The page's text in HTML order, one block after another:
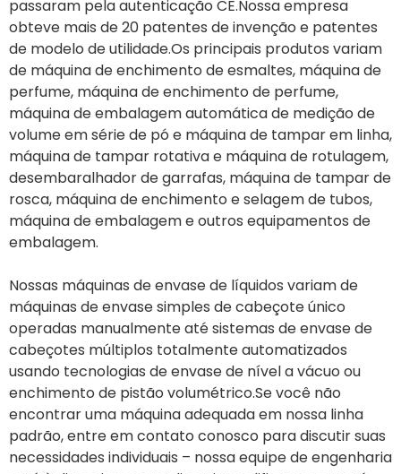
passaram pela autenticação CE.Nossa empresa
obteve mais de 20 patentes de invenção e patentes
de modelo de utilidade.Os principais produtos variam
de máquina de enchimento de esmaltes, máquina de
perfume, máquina de enchimento de perfume,
máquina de embalagem automática de medição de
volume em série de pó e máquina de tampar em linha,
máquina de tampar rotativa e máquina de rotulagem,
desembaralhador de garrafas, máquina de tampar de
rosca, máquina de enchimento e selagem de tubos,
máquina de embalagem e outros equipamentos de
embalagem.
Nossas máquinas de envase de líquidos variam de
máquinas de envase simples de cabeçote único
operadas manualmente até sistemas de envase de
cabeçotes múltiplos totalmente automatizados
usando tecnologias de envase de nível a vácuo ou
enchimento de pistão volumétrico.Se você não
encontrar uma máquina adequada em nossa linha
padrão, entre em contato conosco para discutir suas
necessidades individuais – nossa equipe de engenharia